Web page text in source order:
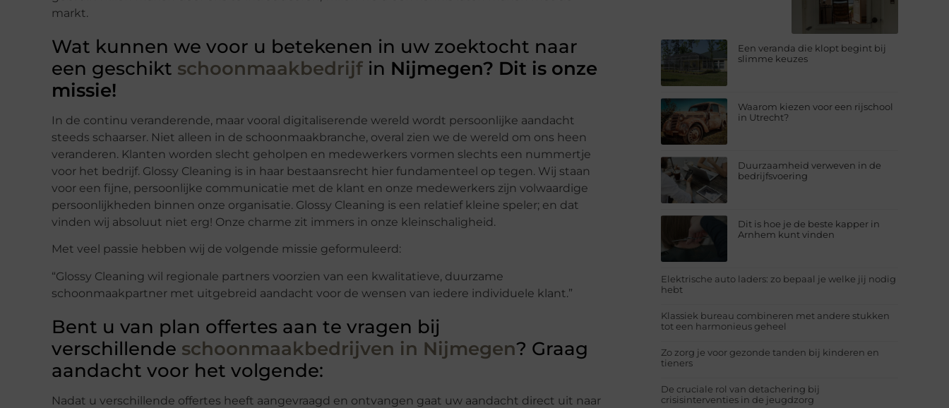
markt.
Wat kunnen we voor u betekenen in uw zoektocht naar
een geschikt schoonmaakbedrijf in Nijmegen? Dit is onze
missie!
In de continu veranderende, maar vooral digitaliserende wereld wordt persoonlijke aandacht
steeds schaarser. Niet alleen in de schoonmaakbranche, overal zien we de wereld om ons heen
veranderen. Klanten worden slecht geholpen en medewerkers vormen slechts een nummertje
voor het bedrijf. Glossy Cleaning is in haar bestaansrecht hier fundamenteel op tegen. Wij staan
voor een fijne, persoonlijke communicatie met de klant en onze medewerkers zijn volwaardige
persoonlijkheden binnen onze organisatie. Glossy Cleaning is een relatief kleine speler; en dat
vinden wij absoluut niet erg! Onze charme zit immers in onze kleinschaligheid.
Met veel passie hebben wij de volgende missie geformuleerd:
“Glossy Cleaning wil regionale partners voorzien van een kwalitatieve, duurzame
schoonmaakpartner met uitgebreid aandacht voor de wensen van iedere individuele klant.”
Bent u van plan offertes aan te vragen bij
verschillende schoonmaakbedrijven in Nijmegen? Graag
aandacht voor het volgende:
Nadat u verschillende offertes heeft aangevraagd en ontvangen gaat uw aandacht direct uit naar
Een veranda die klopt begint bij
slimme keuzes
Waarom kiezen voor een rijschool
in Utrecht?
Duurzaamheid verweven in de
bedrijfsvoering
Dit is hoe je de beste kapper in
Arnhem kunt vinden
Elektrische auto laders: zo bepaal je welke jij nodig
hebt
Klassiek bureau combineren met andere stukken
tot een harmonieus geheel
Zo zorg je voor gezonde tanden bij kinderen en
tieners
De cruciale rol van detachering bij
crisisinterventies in de jeugdzorg